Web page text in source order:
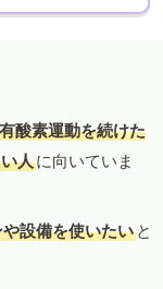
酸素運動を続けた
人に向いていま
設備を使いたい と